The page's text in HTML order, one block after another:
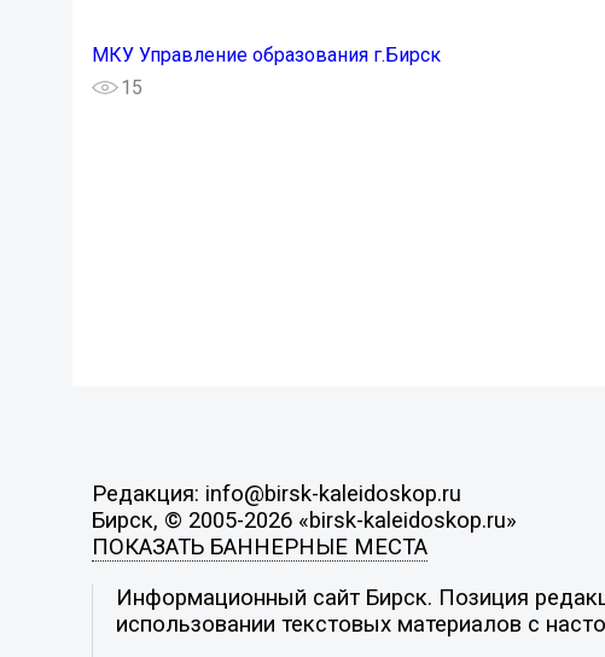
МКУ Управление образования г.Бирск
15
Редакция: info@birsk-kaleidoskop.ru
Бирск, © 2005-2026 «birsk-kaleidoskop.ru»
ПОКАЗАТЬ БАННЕРНЫЕ МЕСТА
Информационный сайт Бирск. Позиция
использовании текстовых материалов с